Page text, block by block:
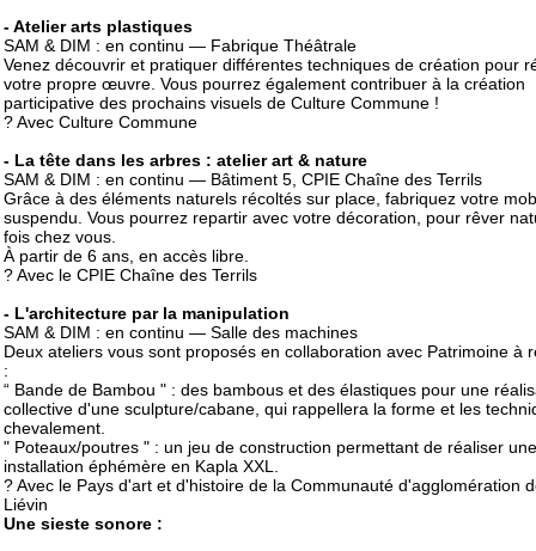
- Atelier arts plastiques
SAM & DIM : en continu — Fabrique Théâtrale
Venez découvrir et pratiquer différentes techniques de création pour
votre propre œuvre. Vous pourrez également contribuer à la création
participative des prochains visuels de Culture Commune !
? Avec Culture Commune
- La tête dans les arbres : atelier art & nature
SAM & DIM : en continu — Bâtiment 5, CPIE Chaîne des Terrils
Grâce à des éléments naturels récoltés sur place, fabriquez votre
suspendu. Vous pourrez repartir avec votre décoration, pour rêver
fois chez vous.
À partir de 6 ans, en accès libre.
? Avec le CPIE Chaîne des Terrils
- L'architecture par la manipulation
SAM & DIM : en continu — Salle des machines
Deux ateliers vous sont proposés en collaboration avec Patrimoine à
:
“ Bande de Bambou " : des bambous et des élastiques pour une
collective d'une sculpture/cabane, qui rappellera la forme et les
chevalement.
" Poteaux/poutres " : un jeu de construction permettant de réaliser une
installation éphémère en Kapla XXL.
? Avec le Pays d'art et d'histoire de la Communauté d'agglomération
Liévin
Une sieste sonore :